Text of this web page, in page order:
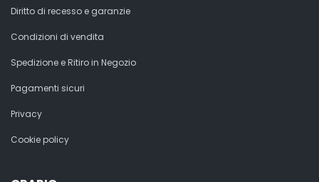
Diritto di recesso e garanzie
Condizioni di vendita
Spedizione e Ritiro in Negozio
Pagamenti sicuri
Privacy
Cookie policy